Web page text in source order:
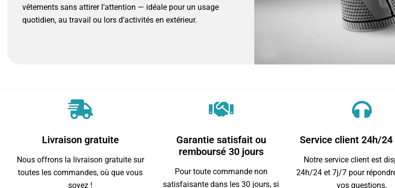
vêtements sans attirer l’attention — idéale pour un usage
quotidien, au travail ou lors d’activités en extérieur.
Livraison gratuite
Nous offrons la livraison gratuite sur
toutes les commandes, où que vous
soyez !
Garantie satisfait ou
remboursé 30 jours
Pour toute commande non
satisfaisante dans les 30 jours, si
Service client 24h/
Notre service client est
24h/24 et 7j/7 pour
vos questions.